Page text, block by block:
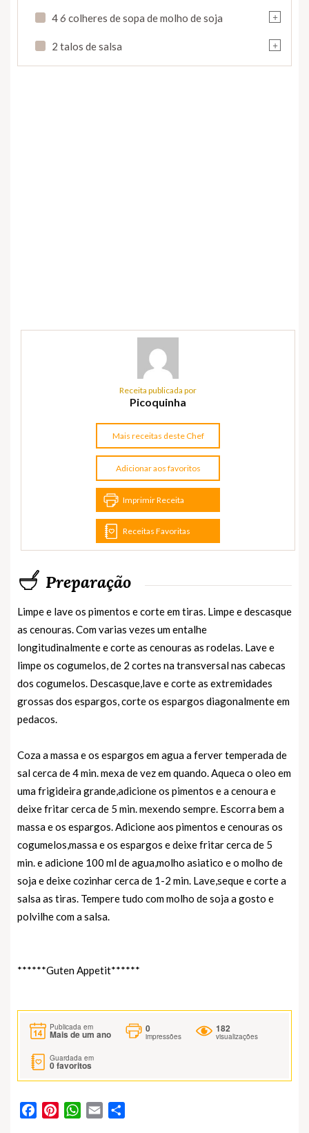
+
46 colheres de sopa de molho de soja
+
2 talos de salsa
Receita publicada por
Picoquinha
Mais receitas deste Chef
Adicionar aos favoritos
Imprimir Receita
Receitas Favoritas
Preparação
Limpe e lave os pimentos e corte em tiras. Limpe e descasque
as cenouras. Com varias vezes um entalhe
longitudinalmente e corte as cenouras as rodelas. Lave e
limpe os cogumelos, de 2 cortes na transversal nas cabecas
dos cogumelos. Descasque,lave e corte as extremidades
grossas dos espargos, corte os espargos diagonalmente em
pedacos.
Coza a massa e os espargos em agua a ferver temperada de
sal cerca de 4 min. mexa de vez em quando. Aqueca o oleo em
uma frigideira grande,adicione os pimentos e a cenoura e
deixe fritar cerca de 5 min. mexendo sempre. Escorra bem a
massa e os espargos. Adicione aos pimentos e cenouras os
cogumelos,massa e os espargos e deixe fritar cerca de 5
min. e adicione 100 ml de agua,molho asiatico e o molho de
soja e deixe cozinhar cerca de 1-2 min. Lave,seque e corte a
salsa as tiras. Tempere tudo com molho de soja a gosto e
polvilhe com a salsa.
******Guten Appetit******
Publicada em
Mais de um ano
0
impressões
182
visualizações
Guardada em
0favoritos
FacebookPinterestWhatsApp
Email